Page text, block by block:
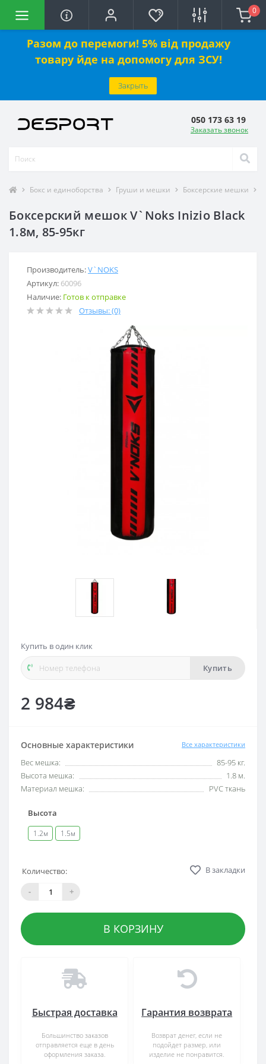
Разом до перемоги! 5% від продажу
товару йде на допомогу для ЗСУ!
Закрыть
0
050 173 63 19
Заказать звонок
Бокс и единоборства Груши и мешки Боксерские мешки
Боксерский мешок V`Noks Inizio Black
1.8м, 85-95кг
Производитель:V`NOKS
Артикул: 60096
Наличие: Готов к отправке
Отзывы: (0)
2 984₴
Купить в один клик
Купить
Основные характеристики Все характеристики
Вес мешка:
85-95 кг.
Высота мешка:
1.8 м.
Материал мешка:
PVC ткань
Высота
1.2м 1.5м
Количество:
-
+
В закладки
В КОРЗИНУ
Быстрая доставка
Большинство заказов
отправляется еще в день
оформления заказа.
Гарантия возврата
Возврат денег, если не
подойдет размер, или
изделие не понравится.